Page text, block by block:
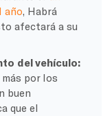
año, Habrá
afectará a su
del vehículo:
por los
buen
que el